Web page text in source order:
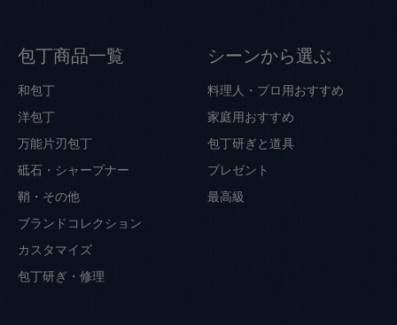
包丁商品一覧
和包丁
洋包丁
万能片刃包丁
砥石・シャープナー
鞘・その他
ブランドコレクション
カスタマイズ
包丁研ぎ・修理
シーンから選ぶ
料理人・プロ用おすすめ
家庭用おすすめ
包丁研ぎと道具
プレゼント
最高級